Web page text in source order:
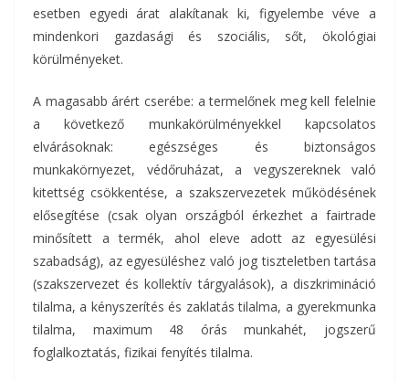
esetben egyedi árat alakítanak ki, figyelembe véve a
mindenkori gazdasági és szociális, sőt, ökológiai
körülményeket.
A magasabb árért cserébe: a termelőnek meg kell felelnie
a következő munkakörülményekkel kapcsolatos
elvárásoknak: egészséges és biztonságos
munkakörnyezet, védőruházat, a vegyszereknek való
kitettség csökkentése, a szakszervezetek működésének
elősegítése (csak olyan országból érkezhet a fairtrade
minősített a termék, ahol eleve adott az egyesülési
szabadság), az egyesüléshez való jog tiszteletben tartása
(szakszervezet és kollektív tárgyalások), a diszkrimináció
tilalma, a kényszerítés és zaklatás tilalma, a gyerekmunka
tilalma, maximum 48 órás munkahét, jogszerű
foglalkoztatás, fizikai fenyítés tilalma.